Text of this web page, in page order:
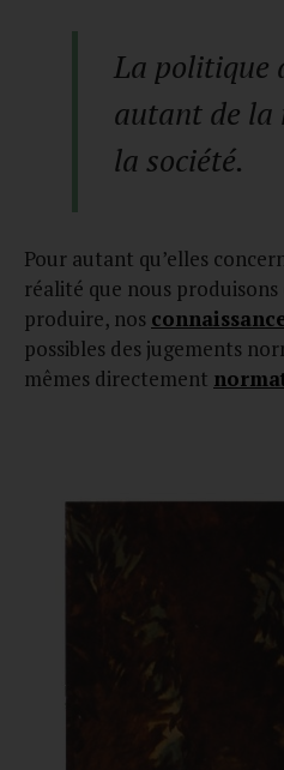
La politique
autant de la
la société.
Pour autant qu’elles
réalité que nous
produire, nos
possibles des jugements
mêmes directement